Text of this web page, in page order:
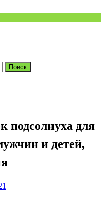
подсолнуха для
и детей,